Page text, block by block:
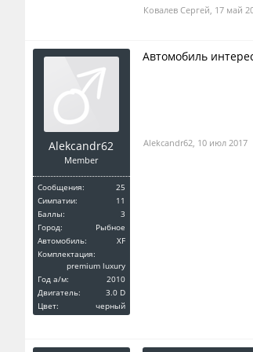
Ковалев Сергей, 17 май
Alekcandr62
Member
Сообщения:
25
Симпатии:
11
Баллы:
3
Город:
Рыбное
Автомобиль:
XF
Комплектация:
premium luxury
Год a/м:
2010
Двигатель:
3.0 D
Цвет:
черный
Автомобиль
Alekcandr62, 10 июл 2017